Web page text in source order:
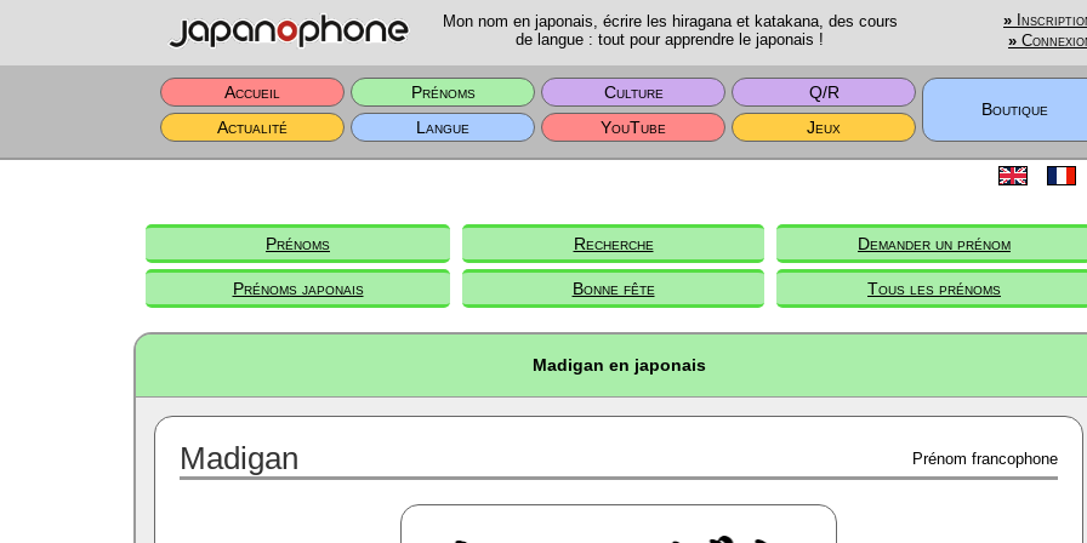
Mon nom en japonais, écrire les hiragana et katakana, des cours
de langue : tout pour apprendre le japonais !
»
»
Accueil Prénoms Culture
Q/R
Boutique
Actualité
Langue YouTube Jeux
Prénoms Recherche Demander un prénom
Prénoms japonais Bonne fête Tous les prénoms
Madigan en japonais
Madigan Prénom francophone